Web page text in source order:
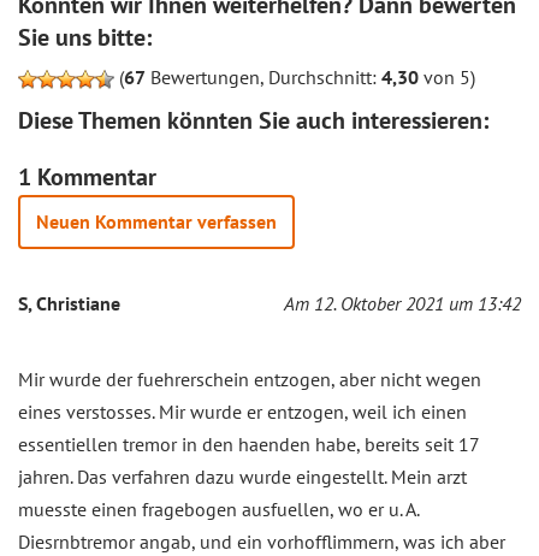
Sie uns bitte:
(67 Bewertungen, Durchschnitt: 4,30 von 5)
Diese Themen könnten Sie auch interessieren:
1 Kommentar
Neuen Kommentar verfassen
S, Christiane Am 12. Oktober 2021 um 13:42
Mir wurde der fuehrerschein entzogen, aber nicht wegen
eines verstosses. Mir wurde er entzogen, weil ich einen
essentiellen tremor in den haenden habe, bereits seit 17
jahren. Das verfahren dazu wurde eingestellt. Mein arzt
muesste einen fragebogen ausfuellen, wo er u. A.
Diesrnbtremor angab, und ein vorhofflimmern, was ich aber